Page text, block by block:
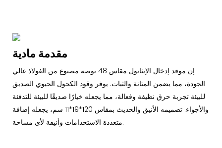
مقدمة مادية
إن موقد إدخال الإيثانول مقاس 48 بوصة مصنوع من الفولاذ عالي
الجودة، مما يضمن المتانة والثبات. يوفر وقود الكحول الحيوي الصديق
للبيئة تجربة حرق نظيفة وفعالة، مما يجعله خيارًا صديقًا للبيئة للتدفئة
والأجواء. تصميمه الأنيق والحديث بمقاس 120*19*11 سم، يجعله إضافة
متعددة الاستخدامات وأنيقة لأي مساحة.